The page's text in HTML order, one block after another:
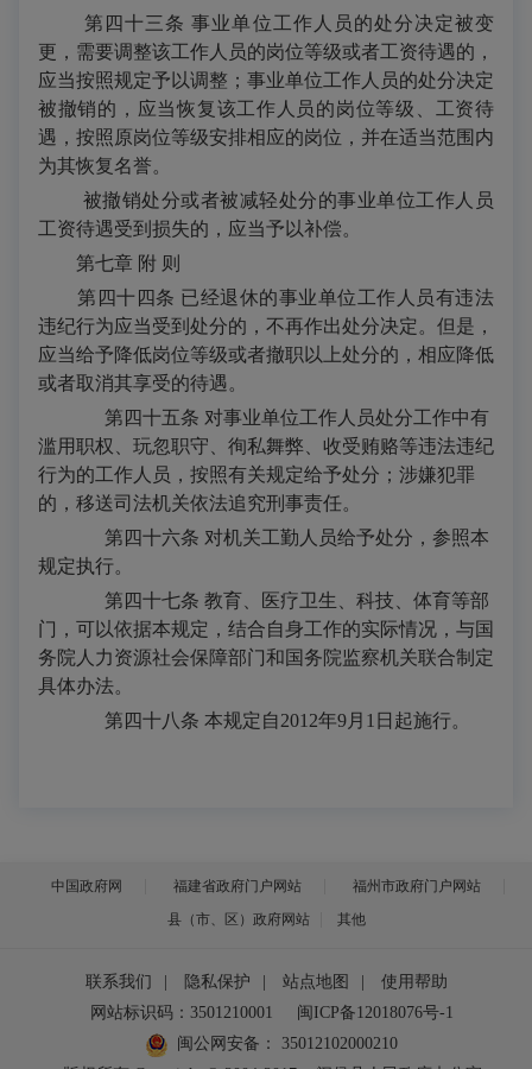
第四十三条 事业单位工作人员的处分决定被变
更，需要调整该工作人员的岗位等级或者工资待遇的，
应当按照规定予以调整；事业单位工作人员的处分决定
被撤销的，应当恢复该工作人员的岗位等级、工资待
遇，按照原岗位等级安排相应的岗位，并在适当范围内
为其恢复名誉。
被撤销处分或者被减轻处分的事业单位工作人员
工资待遇受到损失的，应当予以补偿。
第七章 附 则
第四十四条 已经退休的事业单位工作人员有违法
违纪行为应当受到处分的，不再作出处分决定。但是，
应当给予降低岗位等级或者撤职以上处分的，相应降低
或者取消其享受的待遇。
第四十五条 对事业单位工作人员处分工作中有
滥用职权、玩忽职守、徇私舞弊、收受贿赂等违法违纪
行为的工作人员，按照有关规定给予处分；涉嫌犯罪
的，移送司法机关依法追究刑事责任。
第四十六条 对机关工勤人员给予处分，参照本
规定执行。
第四十七条 教育、医疗卫生、科技、体育等部
门，可以依据本规定，结合自身工作的实际情况，与国
务院人力资源社会保障部门和国务院监察机关联合制定
具体办法。
第四十八条 本规定自2012年9月 1 日起施行。
中国政府网 福建省政府门户网站
福州市政府门户网站
县（市、区）政府网站
其他
联系我们 隐私保护 站点地图
使用帮助
网站标识码：3501210001
闽ICP备12018076号-1
闽公网安备：
35012102000210